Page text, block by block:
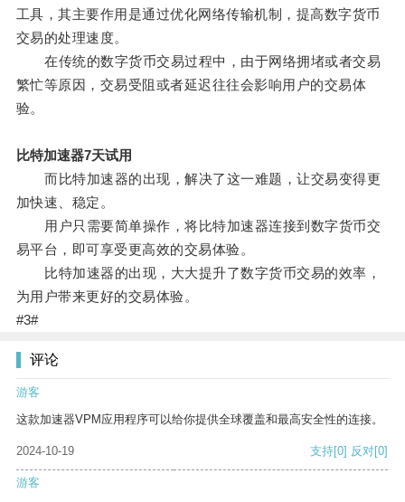
工具，其主要作用是通过优化网络传输机制，提高数字货币
交易的处理速度。
在传统的数字货币交易过程中，由于网络拥堵或者交易
繁忙等原因，交易受阻或者延迟往往会影响用户的交易体
验。
比特加速器7天试用
而比特加速器的出现，解决了这一难题，让交易变得更
加快速、稳定。
用户只需要简单操作，将比特加速器连接到数字货币交
易平台，即可享受更高效的交易体验。
比特加速器的出现，大大提升了数字货币交易的效率，
为用户带来更好的交易体验。
#3#
评论
游客
这款加速器VPM应用程序可以给你提供全球覆盖和最高安全性的连接。
2024-10-19 支持[0] 反对[0]
游客